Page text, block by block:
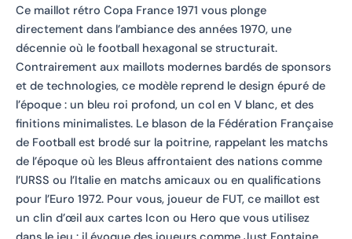
Ce maillot rétro Copa France 1971 vous plonge
directement dans l’ambiance des années 1970, une
décennie où le football hexagonal se structurait.
Contrairement aux maillots modernes bardés de sponsors
et de technologies, ce modèle reprend le design épuré de
l’époque : un bleu roi profond, un col en V blanc, et des
finitions minimalistes. Le blason de la Fédération Française
de Football est brodé sur la poitrine, rappelant les matchs
de l’époque où les Bleus affrontaient des nations comme
l’URSS ou l’Italie en matchs amicaux ou en qualifications
pour l’Euro 1972. Pour vous, joueur de FUT, ce maillot est
un clin d’œil aux cartes Icon ou Hero que vous utilisez